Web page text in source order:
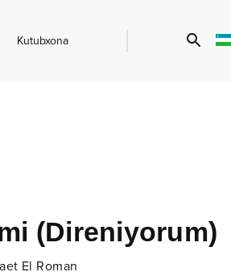
Kutubxona
(Direniyorum)
El Roman